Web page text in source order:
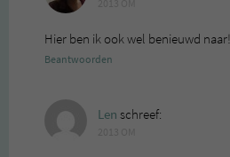
Hier ben ik ook wel benieuwd naar!
Beantwoorden
Len schreef: